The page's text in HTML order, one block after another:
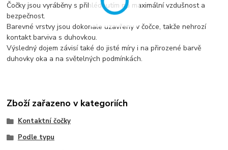
Čočky jsou vyráběny s přihlédnutím na maximální vzdušnost a
bezpečnost.
Barevné vrstvy jsou dokonale uzavřeny v čočce, takže nehrozí
kontakt barviva s duhovkou.
Výsledný dojem závisí také do jisté míry i na přirozené barvě
duhovky oka a na světelných podmínkách.
Zboží zařazeno v kategoriích
Kontaktní čočky
Podle typu